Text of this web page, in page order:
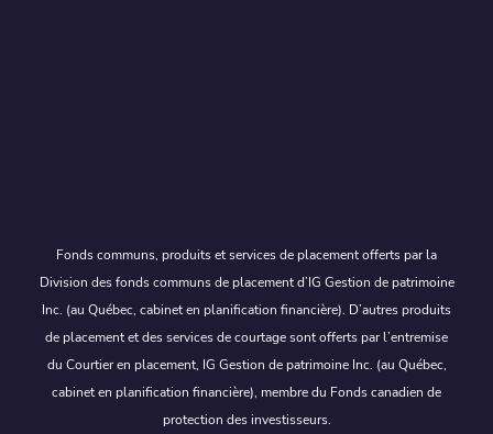
Fonds communs, produits et services de placement offerts par la
Division des fonds communs de placement d’IG Gestion de patrimoine
Inc. (au Québec, cabinet en planification financière). D’autres produits
de placement et des services de courtage sont offerts par l’entremise
du Courtier en placement, IG Gestion de patrimoine Inc. (au Québec,
cabinet en planification financière), membre du Fonds canadien de
protection des investisseurs.